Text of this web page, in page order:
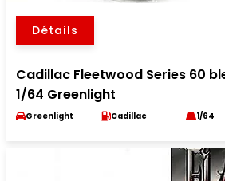
Détails
Cadillac Fleetwood Series 60
1/64 Greenlight
Greenlight Cadillac 1/64